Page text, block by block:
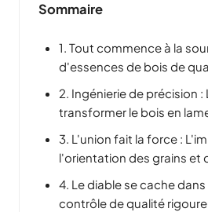
Sommaire
1. Tout commence à la
d'essences de bois de
2. Ingénierie de précision :
transformer le bois en
3. L'union fait la force :
l'orientation des grains et
4. Le diable se cache dans
contrôle de qualité